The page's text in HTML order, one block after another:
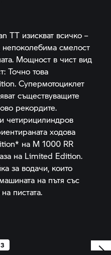
TT изискват всичко –
смелост
Мощност в чист вид
Точно това
Супермотоциклет
съществуващите
рекордите.
четирицилиндров
ходова
на M 1000 RR
на Limited Edition.
за водачи, които
на пътя със
пистата.